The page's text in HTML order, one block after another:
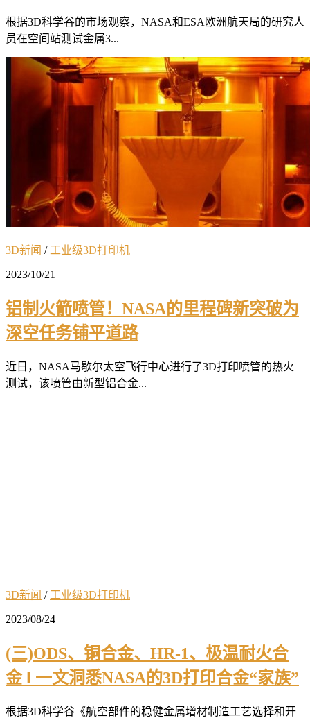
根据3D科学谷的市场观察，NASA和ESA欧洲航天局的研究人
员在空间站测试金属3...
3D新闻 / 工业级3D打印机
2023/10/21
铝制火箭喷管！NASA的里程碑新突破为
深空任务铺平道路
近日，NASA马歇尔太空飞行中心进行了3D打印喷管的热火
测试，该喷管由新型铝合金...
3D新闻 / 工业级3D打印机
2023/08/24
(三)ODS、铜合金、HR-1、极温耐火合
金 l 一文洞悉NASA的3D打印合金“家族”
根据3D科学谷《航空部件的稳健金属增材制造工艺选择和开